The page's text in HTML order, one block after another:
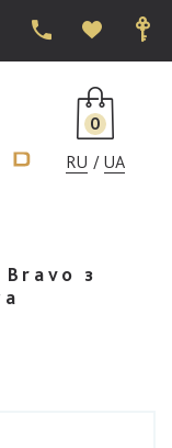
0
RU
UA
з